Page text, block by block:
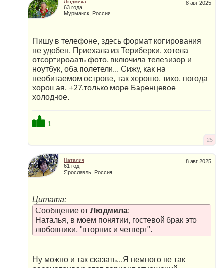
8 авг 2025
Людмила
63 года
Мурманск, Россия
Пишу в телефоне, здесь формат копирования
не удобен. Приехала из Териберки, хотела
отсортироаать фото, включила телевизор и
ноутбук, оба полетели... Сижу, как на
необитаемом острове, так хорошо, тихо, погода
хорошая, +27,только море Баренцевое
холодное.
1
25
8 авг 2025
Наталия
61 год
Ярославль, Россия
Цитата:
Сообщение от Людмила:
Наталья, в моем понятии, гостевой брак это
любовники, "вторник и четверг".
Ну можно и так сказать...Я немного не так